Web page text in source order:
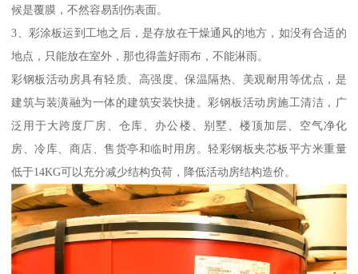
候是覆膜，不然容易刮伤表面。
3、彩涂板运到工地之后，是存放在干燥通风的地方，如没有合适的
地点，只能放在室外，那也得盖好雨布，不能淋雨。
彩钢板活动房具有轻质、高强度、保温隔热、美观耐用等优点，是
建筑与装潢融为一体的建筑安装快捷。彩钢板活动房施工清洁，广
泛用于大跨度厂房、仓库、办公楼、别墅、楼顶加层、空气净化
房、冷库、商店、售货亭和临时用房。轻彩钢板夹芯板平方米重量
低于14KG可以充分减少结构负荷，降低活动房结构造价。